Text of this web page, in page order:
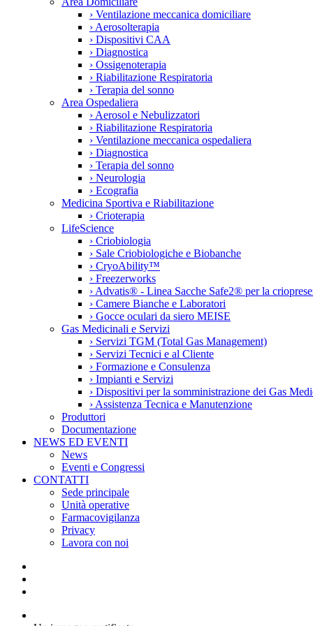
› Ventilazione meccanica domiciliare
› Aerosolterapia
› Dispositivi CAA
› Diagnostica
› Ossigenoterapia
› Riabilitazione Respiratoria
› Terapia del sonno
Area Ospedaliera
› Aerosol e Nebulizzatori
› Riabilitazione Respiratoria
› Ventilazione meccanica ospedaliera
› Diagnostica
› Terapia del sonno
› Neurologia
› Ecografia
Medicina Sportiva e Riabilitazione
› Crioterapia
LifeScience
› Criobiologia
› Sale Criobiologiche e Biobanche
› CryoAbility™
› Freezerworks
› Advatis® - Linea Sacche Safe2® per la
› Camere Bianche e Laboratori
› Gocce oculari da siero MEISE
Gas Medicinali e Servizi
› Servizi TGM (Total Gas Management)
› Servizi Tecnici e al Cliente
› Formazione e Consulenza
› Impianti e Servizi
› Dispositivi per la somministrazione dei Gas
› Assistenza Tecnica e Manutenzione
Produttori
Documentazione
NEWS ED EVENTI
News
Eventi e Congressi
CONTATTI
Sede principale
Unità operative
Farmacovigilanza
Privacy
Lavora con noi